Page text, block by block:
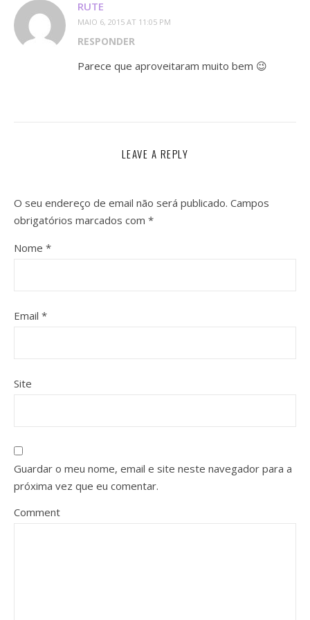
RUTE
MAIO 6, 2015 AT 11:05 PM
RESPONDER
Parece que aproveitaram muito bem 😉
LEAVE A REPLY
O seu endereço de email não será publicado. Campos
obrigatórios marcados com *
Nome *
Email *
Site
Guardar o meu nome, email e site neste navegador para a
próxima vez que eu comentar.
Comment